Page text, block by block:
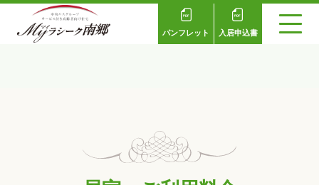
パンフレット 入居申込書